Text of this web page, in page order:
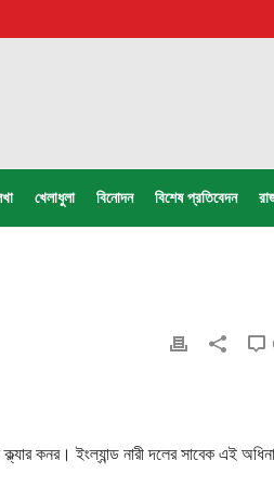
খেলাধুলা বিনোদন বিশেষ প্রতিবেদন
কনর। ইংল্যান্ড নারী দলের সাবেক এই